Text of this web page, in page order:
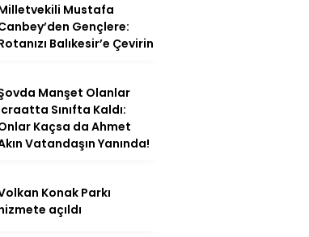
Mustafa
Gençlere:
Balıkesir’e Çevirin
Manşet Olanlar
Sınıfta Kaldı:
Kaçsa da Ahmet
Vatandaşın Yanında!
Konak Parkı
açıldı